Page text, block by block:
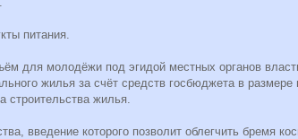
питания.
для молодёжи под эгидой местных органов
жилья за счёт средств госбюджета в размере
строительства жилья.
введение которого позволит облегчить бремя